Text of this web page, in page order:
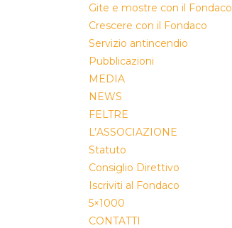
Gite e mostre con il Fondaco
Crescere con il Fondaco
Servizio antincendio
Pubblicazioni
MEDIA
NEWS
FELTRE
L’ASSOCIAZIONE
Statuto
Consiglio Direttivo
Iscriviti al Fondaco
5×1000
CONTATTI